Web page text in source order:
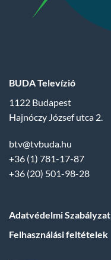
BUDA Televízió
1122 Budapest
Hajnóczy József utca 2.
btv@tvbuda.hu
+36 (1) 781-17-87
+36 (20) 501-98-28
Adatvédelmi Szabályzat
Felhasználási feltételek